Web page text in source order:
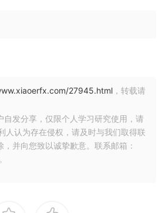
27945.html ，转载请
自发分享，仅限个人学习研究使用，请
人认为存在侵权，请及时与我们取得联
并向您致以诚挚歉意。联系邮箱：